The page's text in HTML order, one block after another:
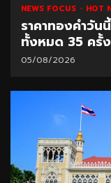
NEWS FOCUS HOT
ราคาทองคำวั
ทั้งหมด 35 ครั้
05/08/2026